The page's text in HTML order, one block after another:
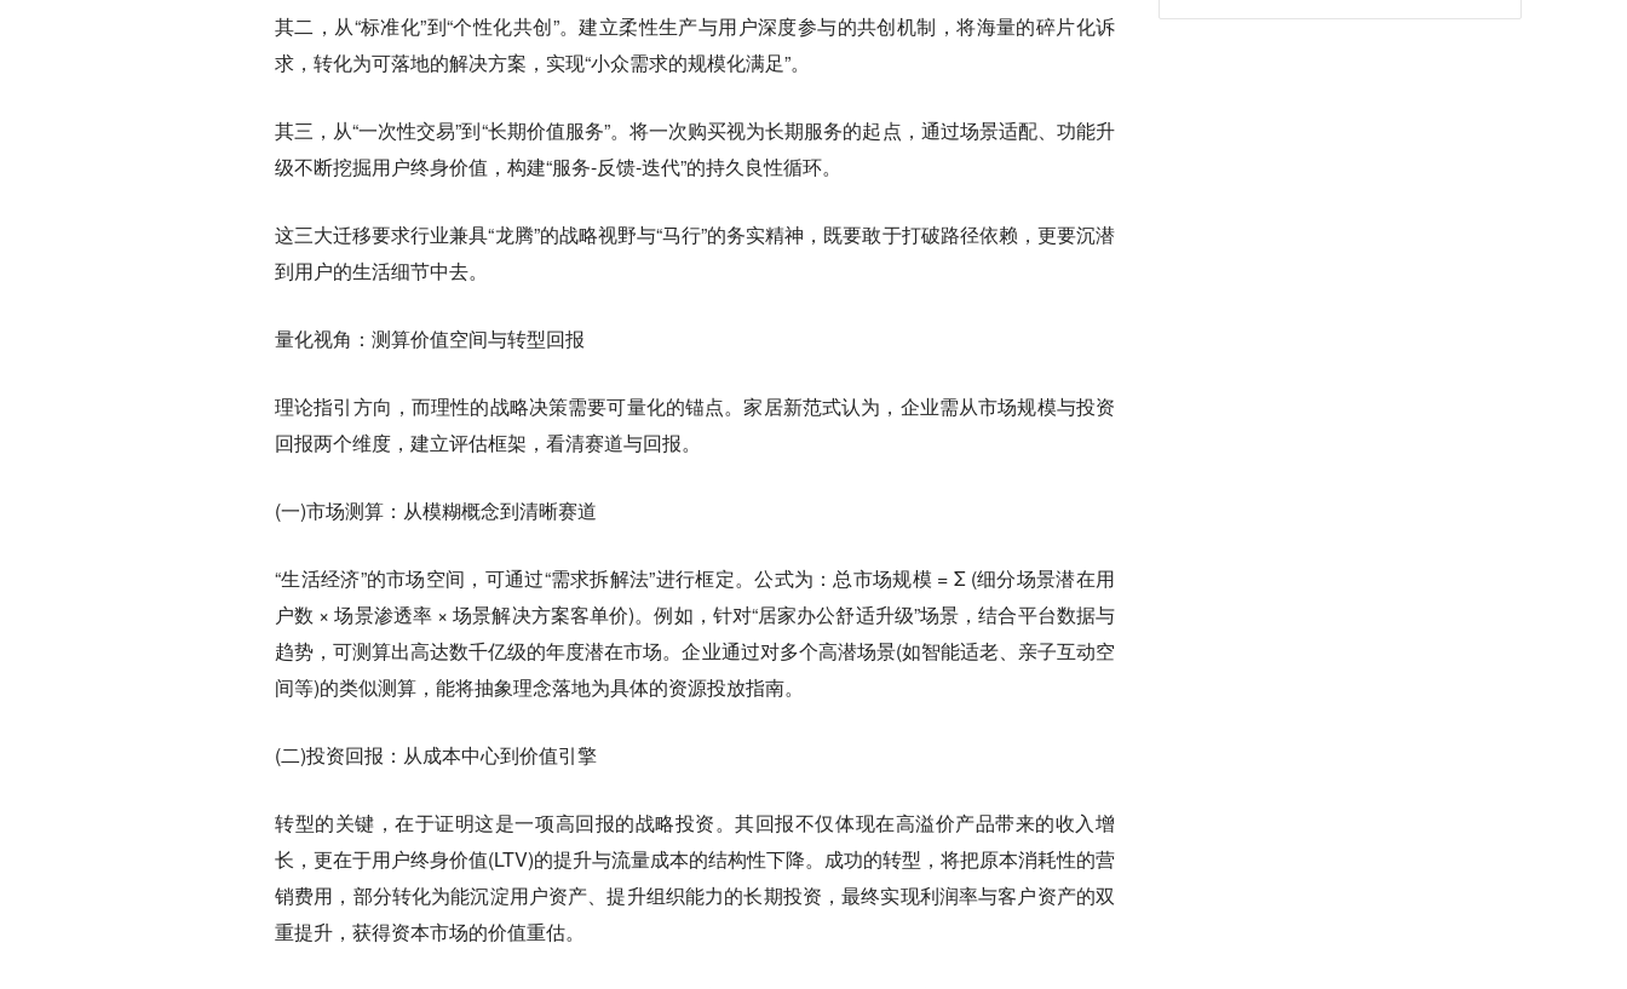
其二，从“标准化”到“个性化共创”。建立柔性生产与用户深度参与的共创机制，将海量的碎片化诉
求，转化为可落地的解决方案，实现“小众需求的规模化满足”。
其三，从“一次性交易”到“长期价值服务”。将一次购买视为长期服务的起点，通过场景适配、功能升
级不断挖掘用户终身价值，构建“服务-反馈-迭代”的持久良性循环。
这三大迁移要求行业兼具“龙腾”的战略视野与“马行”的务实精神，既要敢于打破路径依赖，更要沉潜
到用户的生活细节中去。
量化视角：测算价值空间与转型回报
理论指引方向，而理性的战略决策需要可量化的锚点。家居新范式认为，企业需从市场规模与投资
回报两个维度，建立评估框架，看清赛道与回报。
(一)市场测算：从模糊概念到清晰赛道
“生活经济”的市场空间，可通过“需求拆解法”进行框定。公式为：总市场规模 = Σ (细分场景潜在用
户数 × 场景渗透率 × 场景解决方案客单价)。例如，针对“居家办公舒适升级”场景，结合平台数据与
趋势，可测算出高达数千亿级的年度潜在市场。企业通过对多个高潜场景(如智能适老、亲子互动空
间等)的类似测算，能将抽象理念落地为具体的资源投放指南。
(二)投资回报：从成本中心到价值引擎
转型的关键，在于证明这是一项高回报的战略投资。其回报不仅体现在高溢价产品带来的收入增
长，更在于用户终身价值(LTV)的提升与流量成本的结构性下降。成功的转型，将把原本消耗性的营
销费用，部分转化为能沉淀用户资产、提升组织能力的长期投资，最终实现利润率与客户资产的双
重提升，获得资本市场的价值重估。